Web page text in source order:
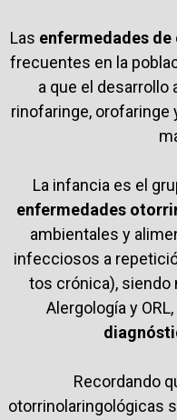
Las enfermedades
frecuentes en la
a que el desarrollo
rinofaringe, orofaringe
La infancia es el
enfermedades
ambientales y
infecciosos a
tos crónica), siendo
Alergología y
Recordando
otorrinolaringológicas